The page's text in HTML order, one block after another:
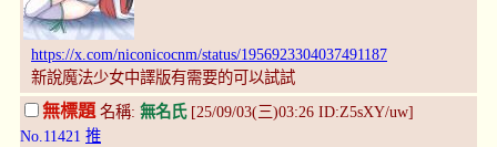
https://x.com/niconicocnm/status/1956923304037491187
新說魔法少女中譯版有需要的可以試試
無標題 名稱: 無名氏[25/09/03(三)03:26 ID:Z5sXY/uw]
No.11421 推